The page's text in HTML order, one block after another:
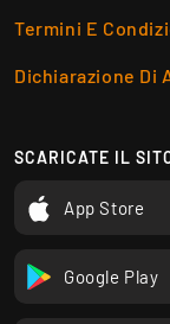
Termini E
Dichiarazione Di
SCARICATE IL
App Store
Google Play